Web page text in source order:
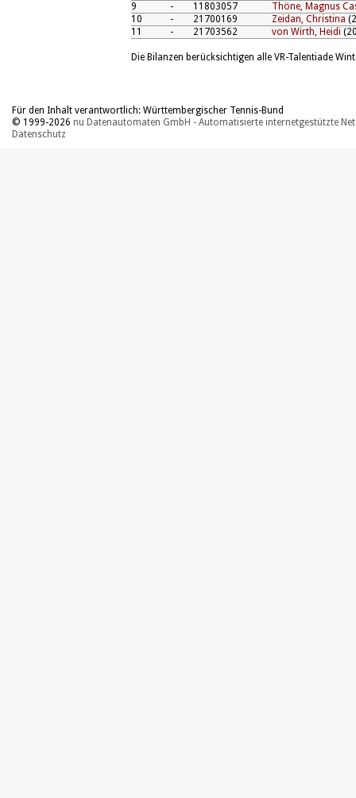
9
- 11803057
Thöne, Magnus
10
- 21700169 Zeidan, Christina
11
- 21703562 von Wirth, Heidi
Die Bilanzen berücksichtigen alle VR-Talentiade
Für den Inhalt verantwortlich: Württembergischer Tennis-Bund
© 1999-2026 nu Datenautomaten GmbH - Automatisierte internetgestützte
Datenschutz